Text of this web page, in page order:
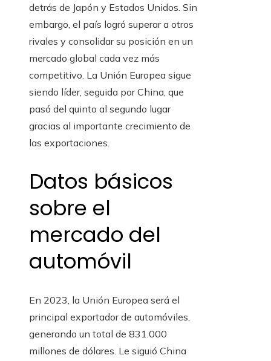
detrás de Japón y Estados Unidos. Sin
embargo, el país logró superar a otros
rivales y consolidar su posición en un
mercado global cada vez más
competitivo. La Unión Europea sigue
siendo líder, seguida por China, que
pasó del quinto al segundo lugar
gracias al importante crecimiento de
las exportaciones.
Datos básicos
sobre el
mercado del
automóvil
En 2023, la Unión Europea será el
principal exportador de automóviles,
generando un total de 831.000
millones de dólares. Le siguió China